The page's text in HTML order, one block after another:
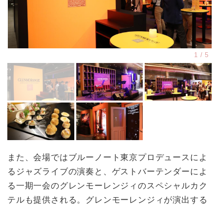
また、会場ではブルーノート東京プロデュースによ
るジャズライブの演奏と、ゲストバーテンダーによ
る一期一会のグレンモーレンジィのスペシャルカク
テルも提供される。グレンモーレンジィが演出する